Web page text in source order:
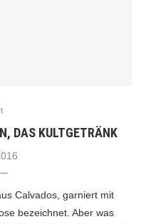
DAS KULTGETRÄNK
Calvados, garniert mit
bezeichnet. Aber was